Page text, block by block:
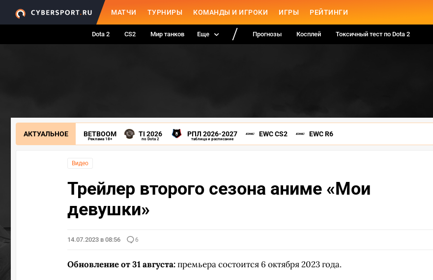
МАТЧИ ТУРНИРЫ КОМАНДЫ И ИГРОКИ ИГРЫ РЕЙТИНГИ
Dota 2 CS2 Мир танков Еще Прогнозы Косплей Токсичный тест по Dota 2
АКТУАЛЬНОЕ BETBOOM
Реклама 18+
TI 2026
по Dota 2
РПЛ 2026-2027
таблица и расписание
EWC CS2 EWC R6
Видео
Трейлер второго сезона аниме «Мои
девушки»
14.07.2023 в 08:56 6
Обновление от 31 августа:премьера состоится 6 октября 2023 года.